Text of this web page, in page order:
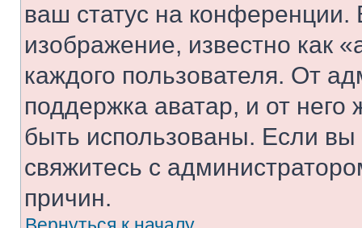
ваш статус на
изображение, известно как
каждого пользователя. От
поддержка аватар, и от него
быть использованы. Если
свяжитесь с
причин.